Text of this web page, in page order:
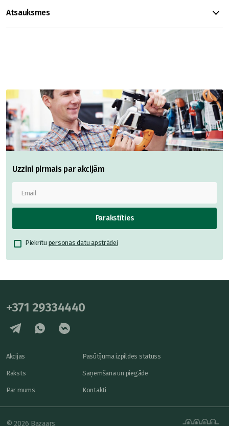
Atsauksmes
Uzzini pirmais par akcijām
Parakstīties
Piekrītu personas datu apstrādei
+371 29334440
Akcijas
Raksts
Par mums
Pasūtījuma izpildes statuss
Saņemšana un piegāde
Kontakti
© 2026 Bazaars